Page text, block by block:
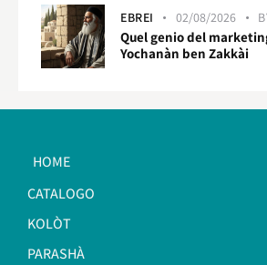
EBREI 02/08/2026
Quel genio del
Yochanàn ben Zakkài
HOME
CATALOGO
KOLÒT
PARASHÀ